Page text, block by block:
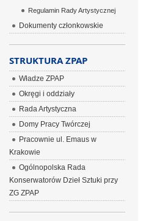
Regulamin Rady Artystycznej
Dokumenty członkowskie
STRUKTURA ZPAP
Władze ZPAP
Okręgi i oddziały
Rada Artystyczna
Domy Pracy Twórczej
Pracownie ul. Emaus w
Krakowie
Ogólnopolska Rada
Konserwatorów Dzieł Sztuki przy
ZG ZPAP